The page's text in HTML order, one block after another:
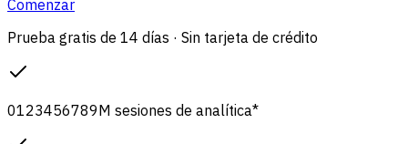
Comenzar
Prueba gratis de 14 días · Sin tarjeta de crédito
0123456789M sesiones de analítica*